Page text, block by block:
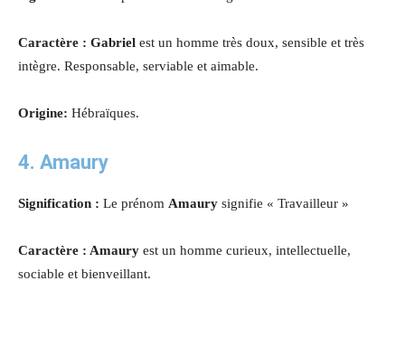
Caractère : Gabriel est un homme très doux, sensible et très
intègre. Responsable, serviable et aimable.
Origine: Hébraïques.
4. Amaury
Signification : Le prénom Amaury signifie « Travailleur »
Caractère : Amaury est un homme curieux, intellectuelle,
sociable et bienveillant.